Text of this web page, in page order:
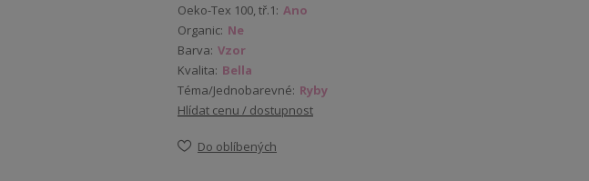
Oeko-Tex 100, tř.1: Ano
Organic: Ne
Barva: Vzor
Kvalita: Bella
Téma/Jednobarevné: Ryby
Hlídat cenu / dostupnost
Do oblíbených